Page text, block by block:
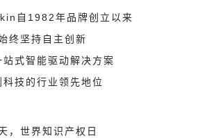
自1982年品牌创立以来
终坚持自主创新
站式智能驱动解决方案
科技的行业领先地位
，世界知识产权日